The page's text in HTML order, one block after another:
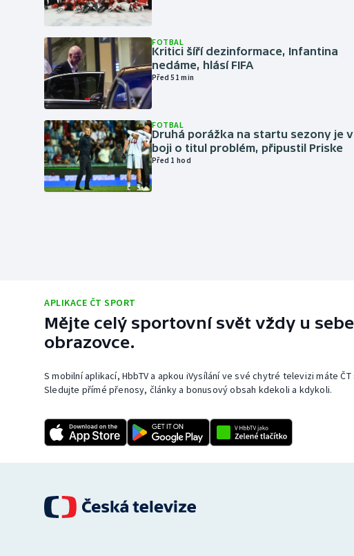
FOTBAL
Kritici šíří dezinformace, Infantina
nedáme, hlásí FIFA
Před 51 min
FOTBAL
Druhá porážka na startu sezony je v
boji o titul problém, připustil Priske
Před 1 hod
APLIKACE ČT SPORT
Mějte celý sportovní svět vždy u
obrazovce.
S mobilní aplikací, HbbTV a apkou iVysílání ve své chytré televizi máte
Sledujte přímé přenosy, články a bonusový obsah kdekoli a kdykoli.